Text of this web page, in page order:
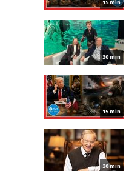
15 min
30 min
15 min
30 min